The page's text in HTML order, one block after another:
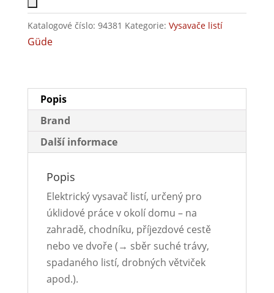
Katalogové číslo: 94381 Kategorie: Vysavače listí
Güde
Popis
Brand
Další informace
Popis
Elektrický vysavač listí, určený pro
úklidové práce v okolí domu – na
zahradě, chodníku, příjezdové cestě
nebo ve dvoře (→ sběr suché trávy,
spadaného listí, drobných větviček
apod.).